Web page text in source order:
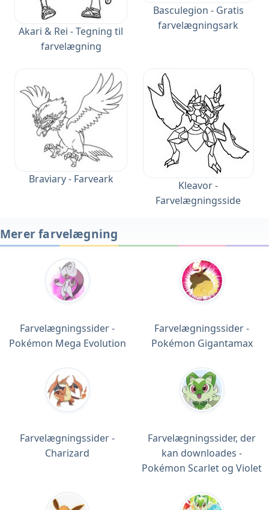
Akari & Rei - Tegning til
farvelægning
Basculegion - Gratis
farvelægningsark
Braviary - Farveark
Kleavor -
Farvelægningsside
Merer farvelægning
Farvelægningssider -
Pokémon Mega Evolution
Farvelægningssider -
Pokémon Gigantamax
Farvelægningssider -
Charizard
Farvelægningssider, der
kan downloades -
Pokémon Scarlet og Violet